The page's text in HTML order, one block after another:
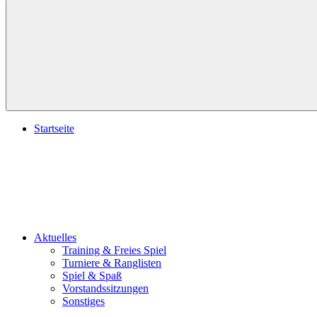
Startseite
Aktuelles
Training & Freies Spiel
Turniere & Ranglisten
Spiel & Spaß
Vorstandssitzungen
Sonstiges